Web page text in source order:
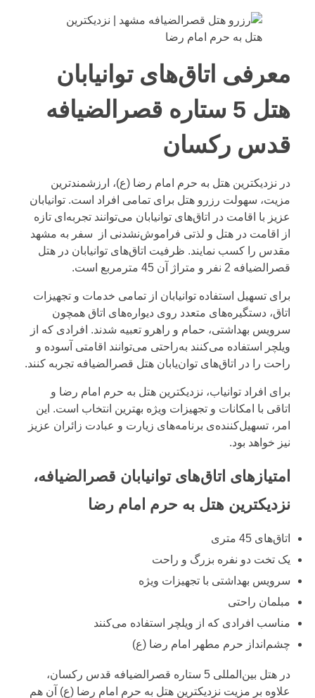
معرفی اتاق‌های توانیابان
هتل 5 ستاره قصرالضیافه
قدس رکسان
در نزدیکترین هتل به حرم امام رضا (ع)، ارزشمندترین
مزیت، سهولت رزرو هتل برای تمامی افراد است. توانیابان
عزیز با اقامت در اتاق‌های توانیابان می‌توانند تجربه‌ای تازه
از اقامت در هتل و لذتی فراموش‌نشدنی از سفر به مشهد
مقدس را کسب نمایند. ظرفیت اتاق‌های توانیابان در هتل
قصرالضیافه 2 نفر و متراژ آن 45 مترمربع است.
برای تسهیل استفاده توانیابان از تمامی خدمات و تجهیزات
اتاق، دستگیره‌های متعدد روی دیواره‌های اتاق همچون
سرویس بهداشتی، حمام و راهرو تعبیه شدند. افرادی که از
ویلچر استفاده می‌کنند به‌راحتی می‌توانند اقامتی آسوده و
راحت را در اتاق‌های توان‌یابان هتل قصرالضیافه تجربه کنند.
برای افراد توانیاب، نزدیکترین هتل به حرم امام رضا و
اتاقی با امکانات و تجهیزات ویژه بهترین انتخاب است. این
امر، تسهیل‌کننده‌ی برنامه‌های زیارت و عبادت زائران عزیز
نیز خواهد بود.
امتیازهای اتاق‌های توانیابان قصرالضیافه،
نزدیکترین هتل به حرم امام رضا
اتاق‌های 45 متری
یک تخت دو نفره بزرگ و راحت
سرویس بهداشتی با تجهیزات ویژه
مبلمان راحتی
مناسب افرادی که از ویلچر استفاده می‌کنند
چشم‌انداز حرم مطهر امام رضا (ع)
در هتل بین‌المللی 5 ستاره قصرالضیافه قدس رکسان،
علاوه بر مزیت نزدیکترین هتل به حرم امام رضا (ع) آن هم